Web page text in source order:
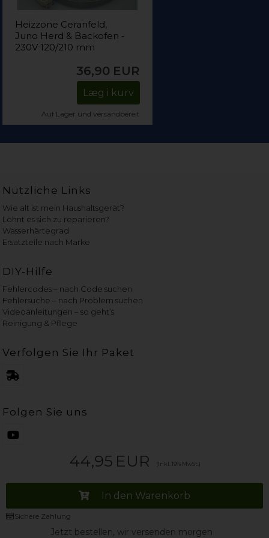
44,95 EUR (Inkl. 19% MwSt.)
In den Warenkorb
Sichere Zahlung
Jetzt bestellen, wir versenden morgen
Heizzone Ceranfeld,
Juno Herd & Backofen -
230V 120/210 mm
36,90 EUR
Læg i kurv
Auf Lager und versandbereit
Nützliche Links
Wie alt ist mein Haushaltsgerät?
Lohnt es sich zu reparieren?
Wasserhärtegrad
Ersatzteile nach Marke
DIY-Hilfe
Fehlercodes – nach Code suchen
Fehlersuche – nach Problem suchen
Videoanleitungen – so geht’s
Reinigung & Pflege
Verfolgen Sie Ihr Paket
Folgen Sie uns